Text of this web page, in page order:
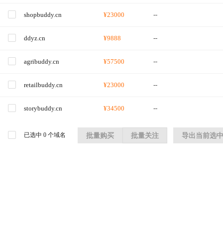
shopbuddy.cn ¥23000 --
ddyz.cn ¥9888 --
agribuddy.cn ¥57500 --
retailbuddy.cn ¥23000 --
storybuddy.cn ¥34500 --
已选中 0 个域名 批量购买 批量关注 导出当前选中